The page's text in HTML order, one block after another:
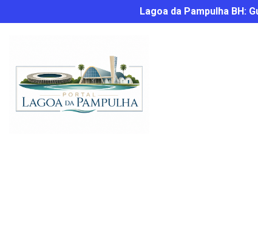
Lagoa da Pampulha BH: